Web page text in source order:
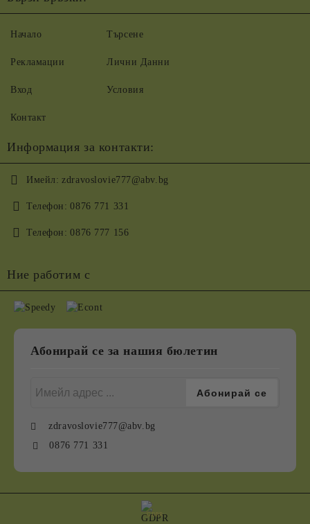
Начало
Рекламации
Вход
Контакт
Търсене
Лични Данни
Условия
Информация за контакти:
Имейл: zdravoslovie777@abv.bg
Телефон: 0876 771 331
Телефон: 0876 777 156
Ние работим с
Абонирай се за нашия бюлетин
zdravoslovie777@abv.bg
0876 771 331
GDPR